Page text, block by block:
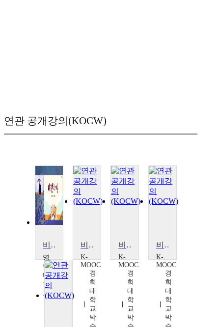
연관 공개강의(KOCW)
비만학개론
영
남
대
학
교
비만의 사회학
K-
MOOC
경
희
대
학
교
박
비만의 사회학
K-
MOOC
경
희
대
학
교
박
비만의 사회학
K-
MOOC
경
희
대
학
교
박